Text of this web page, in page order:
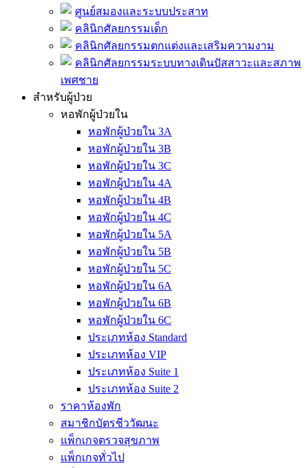
ศูนย์สมองและระบบประสาท
คลินิกศัลยกรรมเด็ก
คลินิกศัลยกรรมตกแต่งและเสริมความงาม
คลินิกศัลยกรรมระบบทางเดินปัสสาวะและสภาพ
เพศชาย
สำหรับผู้ป่วย
หอพักผู้ป่วยใน
หอพักผู้ป่วยใน 3A
หอพักผู้ป่วยใน 3B
หอพักผู้ป่วยใน 3C
หอพักผู้ป่วยใน 4A
หอพักผู้ป่วยใน 4B
หอพักผู้ป่วยใน 4C
หอพักผู้ป่วยใน 5A
หอพักผู้ป่วยใน 5B
หอพักผู้ป่วยใน 5C
หอพักผู้ป่วยใน 6A
หอพักผู้ป่วยใน 6B
หอพักผู้ป่วยใน 6C
ประเภทห้อง Standard
ประเภทห้อง VIP
ประเภทห้อง Suite 1
ประเภทห้อง Suite 2
ราคาห้องพัก
สมาชิกบัตรชีววัฒนะ
แพ็กเกจตรวจสุขภาพ
แพ็กเกจทั่วไป